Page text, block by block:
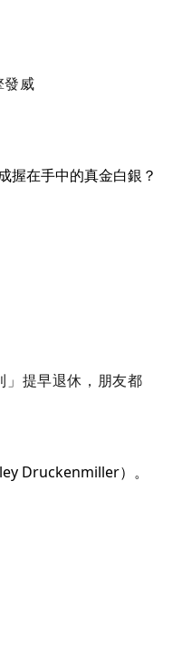
發威
」提早退休，朋友都